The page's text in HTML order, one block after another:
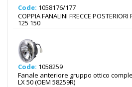
Code: 1058176/177
COPPIA FANALINI FRECCE
125 150
Code: 1058259
Fanale anteriore gruppo ottico
LX 50 (OEM 58259R)